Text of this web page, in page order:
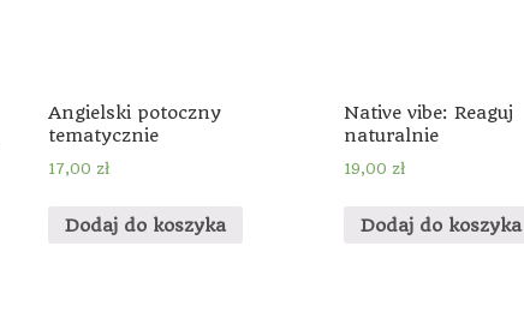
Angielski potoczny
tematycznie
17,00 zł
Dodaj do koszyka
Native vibe: Reaguj
naturalnie
19,00 zł
Dodaj do koszyka